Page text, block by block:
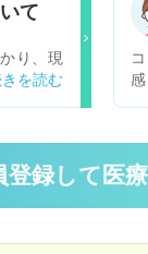
て
り、現
だ続い
咳込み
す。 三
す。 コ
いので
登録して医